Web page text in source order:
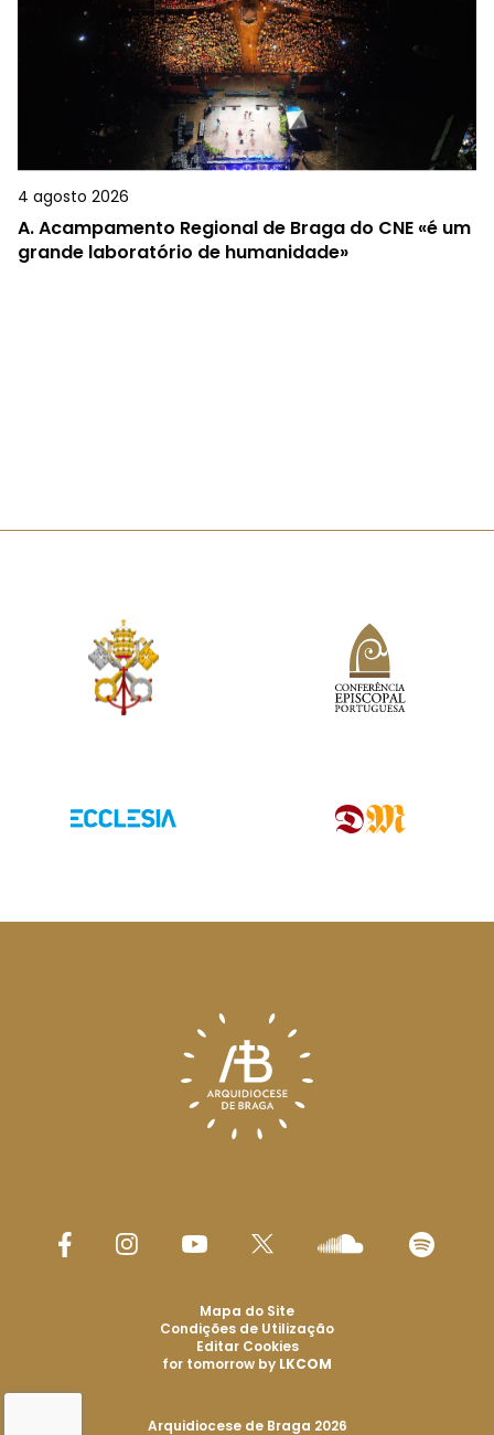
4 agosto 2026
A.Acampamento Regional de Braga do CNE «é um
grande laboratório de humanidade»
Arquidiocese de Braga 2026
Mapa do Site
Condições de Utilização
Editar Cookies
for tomorrow by LKCOM